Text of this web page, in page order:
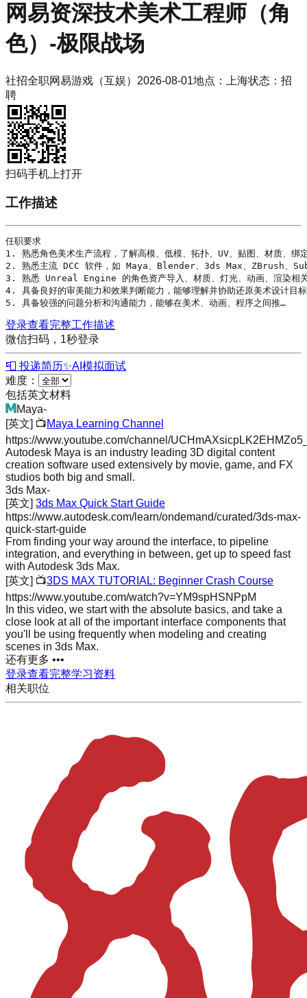
网易资深技术美术工程师（角
色）-极限战场
社招全职网易游戏（互娱） 2026-08-01地点： 上海状态： 招
聘
扫码手机上打开
工作描述
任职要求
1. 熟悉角色美术生产流程，了解高模、低模、拓扑、UV、贴图、材质、绑
2. 熟悉主流 DCC 软件，如 Maya、Blender、 3ds Max、ZBrush、
3. 熟悉 Unreal Engine 的角色资产导入、材质、灯光、动画、渲染相
4. 具备良好的审美能力和效果判断能力，能够理解并协助还原美术设计目
5. 具备较强的问题分析和沟通能力，能够在美术、动画、程序之间推…
登录查看完整工作描述
微信扫码，1秒登录
📮 投递简历✨AI模拟面试
难度：
包括英文材料
Maya-
[英文] 📺Maya Learning Channel
https://www.youtube.com/channel/
Autodesk Maya is an industry leading 3D digital content
creation software used extensively by movie, game, and FX
studios both big and small.
3ds Max-
[英文] 3ds Max Quick Start Guide
https://www.autodesk.com/learn/ondemand/curated/3ds-max-
quick-start-guide
From finding your way around the interface, to pipeline
integration, and everything in between, get up to speed fast
with Autodesk 3ds Max.
[英文] 📺3DS MAX TUTORIAL: Beginner Crash Course
https://www.youtube.com/watch?v=YM9spHSNPpM
In this video, we start with the absolute basics, and take a
close look at all of the important interface components that
you'll be using frequently when modeling and creating
scenes in 3ds Max.
还有更多 •••
登录查看完整学习资料
相关职位